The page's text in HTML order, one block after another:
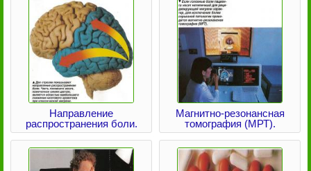
Направление
распространения боли.
Магнитно-резонансная
томография (МРТ).